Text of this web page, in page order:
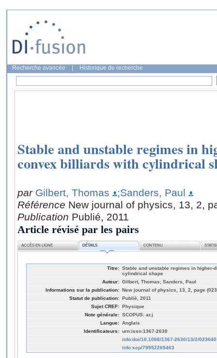
Recherche avancée Historique de recherche
Stable and unstable regimes in
convex billiards with cylindrical
par Gilbert, Thomas
;Sanders, Paul
Référence New journal of physics, 13, 2,
Publication Publié, 2011
Article révisé par les pairs
ACCÈS EN LIGNE DÉTAILS CONTENU
Titre: Stable and unstable regimes in
cylindrical shape
Auteur: Gilbert, Thomas; Sanders, Paul
Informations sur la publication: New journal of physics, 13, 2, page
Statut de publication: Publié, 2011
Sujet CREF: Physique
Note générale: SCOPUS: ar.j
Langue: Anglais
Identificateurs: urn:issn:1367-2630
info:doi/10.1088/1367-2630/13/2/023040
info:scp/79952269463